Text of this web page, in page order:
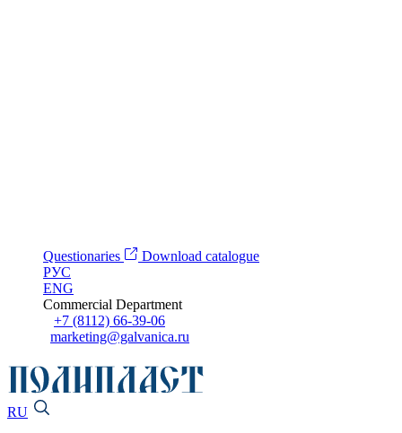
Questionaries
Download catalogue
РУС
ENG
Commercial Department
+7 (8112) 66-39-06
marketing@galvanica.ru
RU